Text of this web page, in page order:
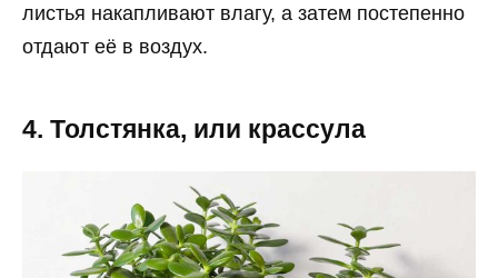
листья накапливают влагу, а затем постепенно
отдают её в воздух.
4. Толстянка, или крассула